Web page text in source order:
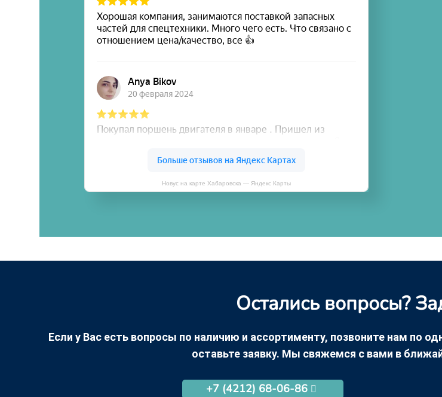
Новус на карте Хабаровска — Яндекс Карты
Остались вопросы?
Если у Вас есть вопросы по наличию и ассортименту, позвоните нам по
оставьте заявку. Мы свяжемся с вами в
+7 (4212) 68-06-86